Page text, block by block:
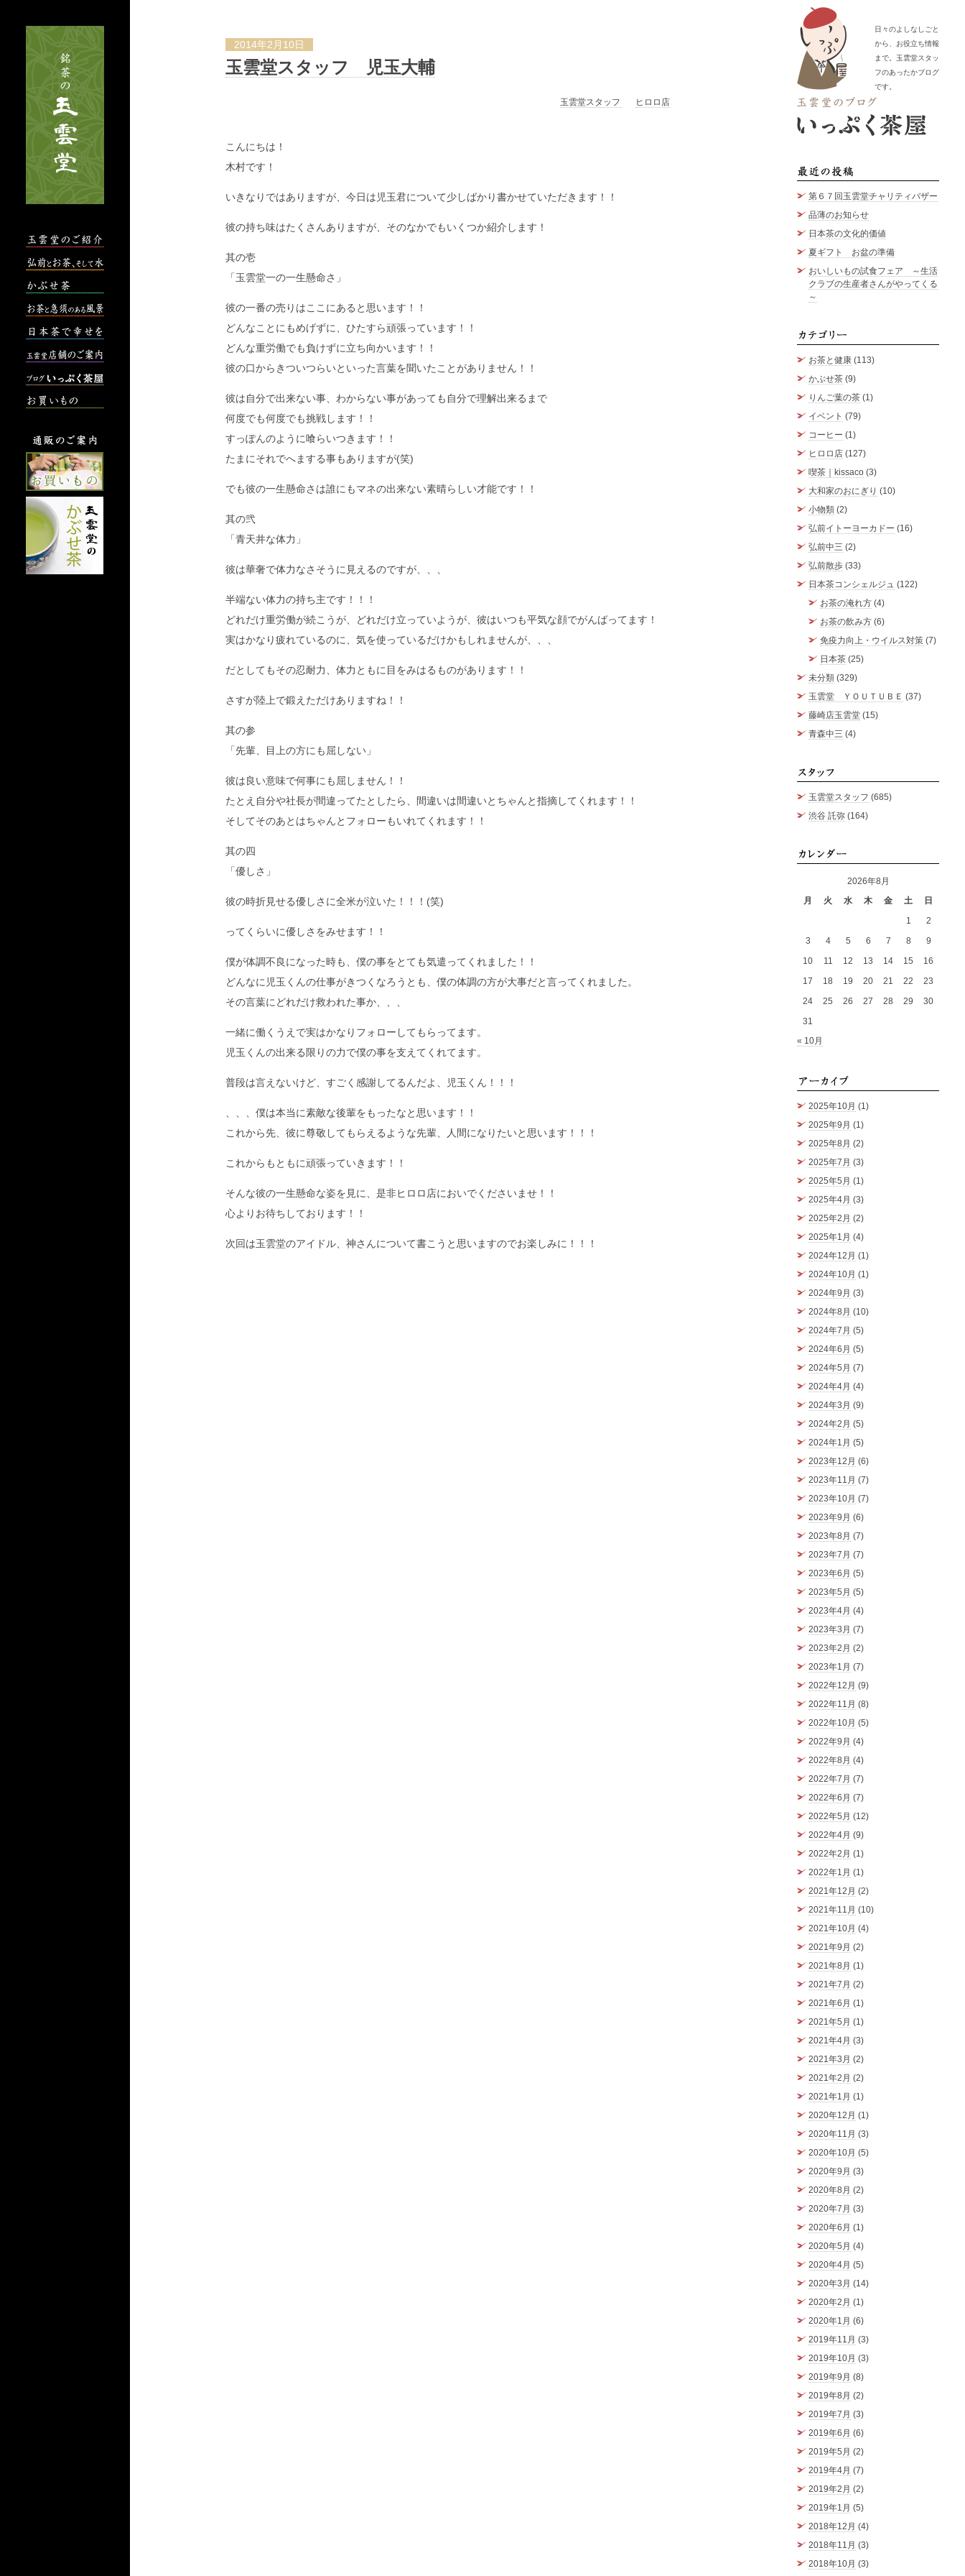
2014年2月10日
玉雲堂スタッフ 児玉大輔
玉雲堂スタッフ ヒロロ店
こんにちは！
木村です！
いきなりではありますが、今日は児玉君について少しばかり書かせていただきます！！
彼の持ち味はたくさんありますが、そのなかでもいくつか紹介します！
其の壱
「玉雲堂一の一生懸命さ」
彼の一番の売りはここにあると思います！！
どんなことにもめげずに、ひたすら頑張っています！！
どんな重労働でも負けずに立ち向かいます！！
彼の口からきついつらいといった言葉を聞いたことがありません！！
彼は自分で出来ない事、わからない事があっても自分で理解出来るまで
何度でも何度でも挑戦します！！
すっぽんのように喰らいつきます！！
たまにそれでへまする事もありますが(笑)
でも彼の一生懸命さは誰にもマネの出来ない素晴らしい才能です！！
其の弐
「青天井な体力」
彼は華奢で体力なさそうに見えるのですが、、、
半端ない体力の持ち主です！！！
どれだけ重労働が続こうが、どれだけ立っていようが、彼はいつも平気な顔でがんばってます！
実はかなり疲れているのに、気を使っているだけかもしれませんが、、、
だとしてもその忍耐力、体力ともに目をみはるものがあります！！
さすが陸上で鍛えただけありますね！！
其の参
「先輩、目上の方にも屈しない」
彼は良い意味で何事にも屈しません！！
たとえ自分や社長が間違ってたとしたら、間違いは間違いとちゃんと指摘してくれます！！
そしてそのあとはちゃんとフォローもいれてくれます！！
其の四
「優しさ」
彼の時折見せる優しさに全米が泣いた！！！(笑)
ってくらいに優しさをみせます！！
僕が体調不良になった時も、僕の事をとても気遣ってくれました！！
どんなに児玉くんの仕事がきつくなろうとも、僕の体調の方が大事だと言ってくれました。
その言葉にどれだけ救われた事か、、、
一緒に働くうえで実はかなりフォローしてもらってます。
児玉くんの出来る限りの力で僕の事を支えてくれてます。
普段は言えないけど、すごく感謝してるんだよ、児玉くん！！！
、、、僕は本当に素敵な後輩をもったなと思います！！
これから先、彼に尊敬してもらえるような先輩、人間になりたいと思います！！！
これからもともに頑張っていきます！！
そんな彼の一生懸命な姿を見に、是非ヒロロ店においでくださいませ！！
心よりお待ちしております！！
次回は玉雲堂のアイドル、神さんについて書こうと思いますのでお楽しみに！！！
日々のよしなしごと
から、お役立ち情報
まで。玉雲堂スタッ
フのあったかブログ
です。
第６７回玉雲堂チャリティバザー
品薄のお知らせ
日本茶の文化的価値
夏ギフト お盆の準備
おいしいもの試食フェア ～生活
クラブの生産者さんがやってくる
～
お茶と健康 (113)
かぶせ茶 (9)
りんご葉の茶 (1)
イベント (79)
コーヒー (1)
ヒロロ店 (127)
喫茶｜kissaco (3)
大和家のおにぎり (10)
小物類 (2)
弘前イトーヨーカドー (16)
弘前中三 (2)
弘前散歩 (33)
日本茶コンシェルジュ (122)
お茶の淹れ方 (4)
お茶の飲み方 (6)
免疫力向上・ウイルス対策 (7)
日本茶 (25)
未分類 (329)
玉雲堂 ＹＯＵＴＵＢＥ (37)
藤崎店玉雲堂 (15)
青森中三 (4)
玉雲堂スタッフ (685)
渋谷 託弥 (164)
2026年8月
月
火 水 木 金 土
日
1
2
3
4 5 6 7 8
9
10
11 12 13 14 15
16
17
18 19 20 21 22
23
24
25 26 27 28 29
30
31
« 10月
2025年10月 (1)
2025年9月 (1)
2025年8月 (2)
2025年7月 (3)
2025年5月 (1)
2025年4月 (3)
2025年2月 (2)
2025年1月 (4)
2024年12月 (1)
2024年10月 (1)
2024年9月 (3)
2024年8月 (10)
2024年7月 (5)
2024年6月 (5)
2024年5月 (7)
2024年4月 (4)
2024年3月 (9)
2024年2月 (5)
2024年1月 (5)
2023年12月 (6)
2023年11月 (7)
2023年10月 (7)
2023年9月 (6)
2023年8月 (7)
2023年7月 (7)
2023年6月 (5)
2023年5月 (5)
2023年4月 (4)
2023年3月 (7)
2023年2月 (2)
2023年1月 (7)
2022年12月 (9)
2022年11月 (8)
2022年10月 (5)
2022年9月 (4)
2022年8月 (4)
2022年7月 (7)
2022年6月 (7)
2022年5月 (12)
2022年4月 (9)
2022年2月 (1)
2022年1月 (1)
2021年12月 (2)
2021年11月 (10)
2021年10月 (4)
2021年9月 (2)
2021年8月 (1)
2021年7月 (2)
2021年6月 (1)
2021年5月 (1)
2021年4月 (3)
2021年3月 (2)
2021年2月 (2)
2021年1月 (1)
2020年12月 (1)
2020年11月 (3)
2020年10月 (5)
2020年9月 (3)
2020年8月 (2)
2020年7月 (3)
2020年6月 (1)
2020年5月 (4)
2020年4月 (5)
2020年3月 (14)
2020年2月 (1)
2020年1月 (6)
2019年11月 (3)
2019年10月 (3)
2019年9月 (8)
2019年8月 (2)
2019年7月 (3)
2019年6月 (6)
2019年5月 (2)
2019年4月 (7)
2019年2月 (2)
2019年1月 (5)
2018年12月 (4)
2018年11月 (3)
2018年10月 (3)